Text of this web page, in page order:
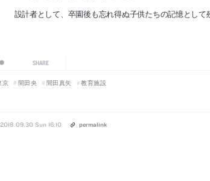
設計者として、卒園後も忘れ得ぬ子供たちの記憶として
SHARE
京 間田央 間田真矢 教育施設
2018.09.30 Sun 16:10 permalink